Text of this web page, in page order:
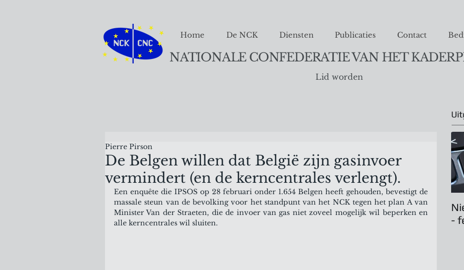
Home De NCK Diensten Publicaties Contact
NATIONALE CONFEDERATIE VAN HET
Lid worden
De Belgen willen dat België zijn gasinvoer
vermindert (en de kerncentrales verlengt).
Pierre Pirson
Een enquête die IPSOS op 28 februari onder 1.654 Belgen heeft gehouden, bevestigt de
massale steun van de bevolking voor het standpunt van het NCK tegen het plan A van
Minister Van der Straeten, die de invoer van gas niet zoveel mogelijk wil beperken en
alle kerncentrales wil sluiten.
-